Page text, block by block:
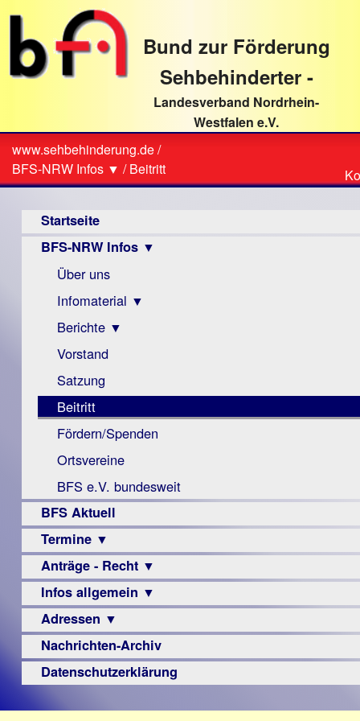
direkt
Textinhalt
Bund zur Förderung
Sehbehinderter -
Landesverband Nordrhein-
Westfalen e.V.
Sie
sind
hier
www.sehbehinderung.de/
BFS-NRW Infos ▼ /Beitritt
Startseite
BFS-NRW Infos ▼
Über uns
Infomaterial ▼
Visus
Zeitschrift
Monokular
Mac
Instagram-
Links
Berichte ▼
Archiv
Berichte
Vorstand
Satzung
Beitritt
Fördern/Spenden
Ortsvereine
BFS e.V. bundesweit
BFS Aktuell
Termine ▼
Veranstaltungsprogramme
Anträge - Recht ▼
Archiv
Urteile
Infos allgemein ▼
Sehbehinderung
Frühförderung
Schule
–
Adressen ▼
Augenoptiker
Berufsbildungswerke
Nachrichten-Archiv
Datenschutzerklärung